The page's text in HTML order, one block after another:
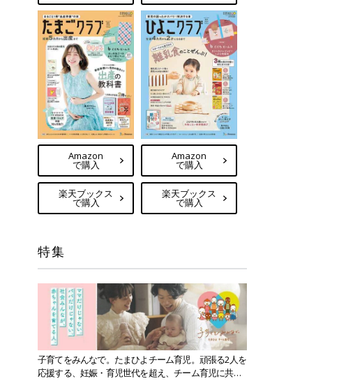
Amazon
で購入
楽天ブックス
で購入
Amazon
で購入
楽天ブックス
で購入
特集
子育てをみんなで。たまひよチーム育児。頑張る2人を
応援する、妊娠・育児世代を超え、チーム育児に共感